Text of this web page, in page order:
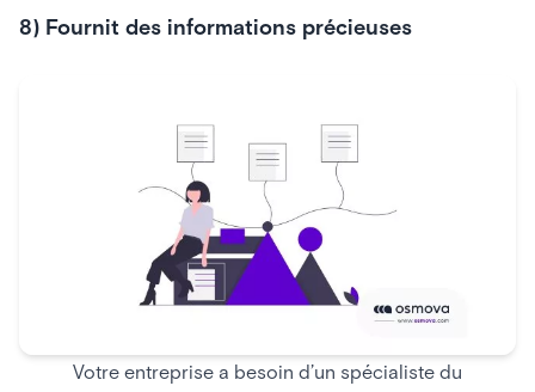
8) Fournit des informations précieuses
Votre entreprise a besoin d’un spécialiste du